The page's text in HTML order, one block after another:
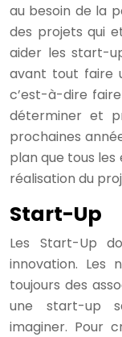
au besoin de la
des projets qui
aider les start-
avant tout faire
c’est-à-dire
déterminer et
prochaines
plan que tous
réalisation du
Start-Up
Les Start-Up
innovation. Les
toujours des
une start-up
imaginer. Pour